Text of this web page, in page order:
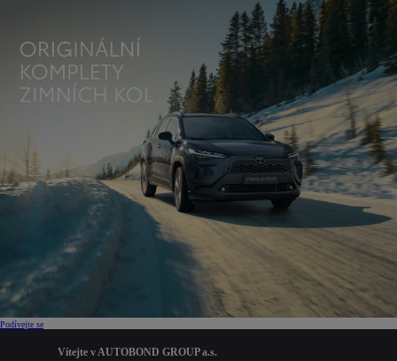
Podívejte se
Vítejte v AUTOBOND GROUP a.s.